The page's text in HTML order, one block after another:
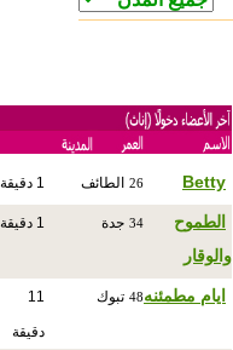
Betty
26 الطائف 1 دقيقة
الطموح
والوقار
34 جدة 1 دقيقة
ايام مطمئنه48 تبوك 11
دقيقة